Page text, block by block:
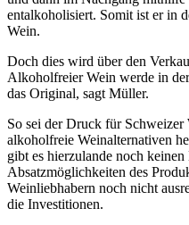
entalkoholisiert. Somit ist er in
Wein.
Doch dies wird über den
Alkoholfreier Wein werde in
das Original, sagt Müller.
So sei der Druck für
alkoholfreie Weinalternativen
gibt es hierzulande noch
Absatzmöglichkeiten des
Weinliebhabern noch nicht
die Investitionen.